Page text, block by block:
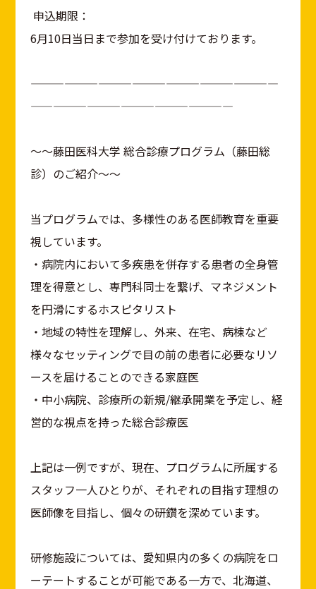
申込期限：
6月10日当日まで参加を受け付けております。
——————————————————————
——————————————————
～～藤田医科大学 総合診療プログラム（藤田総
診）のご紹介～～
当プログラムでは、多様性のある医師教育を重要
視しています。
・病院内において多疾患を併存する患者の全身管
理を得意とし、専門科同士を繋げ、マネジメント
を円滑にするホスピタリスト
・地域の特性を理解し、外来、在宅、病棟など
様々なセッティングで目の前の患者に必要なリソ
ースを届けることのできる家庭医
・中小病院、診療所の新規/継承開業を予定し、経
営的な視点を持った総合診療医
上記は一例ですが、現在、プログラムに所属する
スタッフ一人ひとりが、それぞれの目指す理想の
医師像を目指し、個々の研鑽を深めています。
研修施設については、愛知県内の多くの病院をロ
ーテートすることが可能である一方で、北海道、